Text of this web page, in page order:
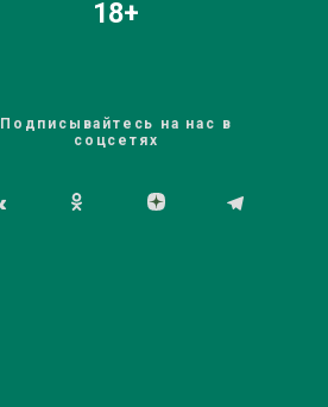
18+
Подписывайтесь на нас в
соцсетях